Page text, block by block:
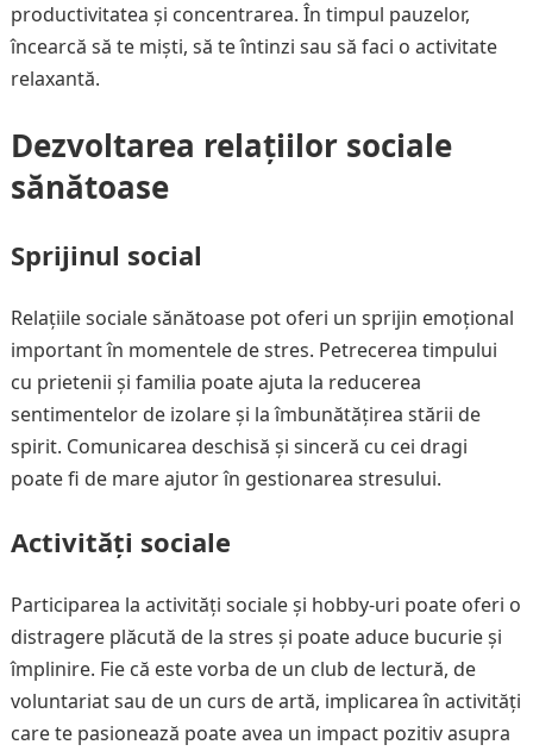
productivitatea și concentrarea. În timpul pauzelor,
încearcă să te miști, să te întinzi sau să faci o activitate
relaxantă.
Dezvoltarea relațiilor sociale
sănătoase
Sprijinul social
Relațiile sociale sănătoase pot oferi un sprijin emoțional
important în momentele de stres. Petrecerea timpului
cu prietenii și familia poate ajuta la reducerea
sentimentelor de izolare și la îmbunătățirea stării de
spirit. Comunicarea deschisă și sinceră cu cei dragi
poate fi de mare ajutor în gestionarea stresului.
Activități sociale
Participarea la activități sociale și hobby-uri poate oferi o
distragere plăcută de la stres și poate aduce bucurie și
împlinire. Fie că este vorba de un club de lectură, de
voluntariat sau de un curs de artă, implicarea în activități
care te pasionează poate avea un impact pozitiv asupra